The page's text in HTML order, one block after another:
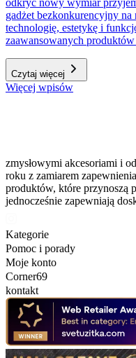
odkryć nowy wymiar
gadżet bezkonkurencyjny na
technologię, estetykę i
zaawansowanych
Czytaj więcej
Więcej wpisów
zmysłowymi akcesoriami i
roku z zamiarem
produktów, które przynoszą
jednocześnie zapewniają
Kategorie
Pomoc i porady
Moje konto
Corner69
kontakt